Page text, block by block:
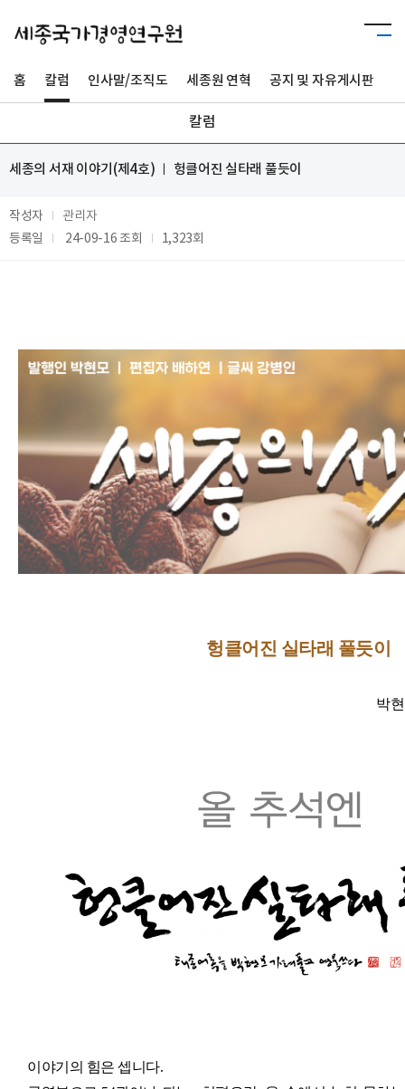
홈 칼럼 인사말/조직도 세종원 연혁 공지 및 자유게시판
칼럼
세종의 서재 이야기(제4호) ㅣ 헝클어진 실타래 풀듯이
작성자
관리자
등록일
24-09-16조회 1,323회
헝클어진 실타래 풀듯이
박
이야기의 힘은 셉니다.